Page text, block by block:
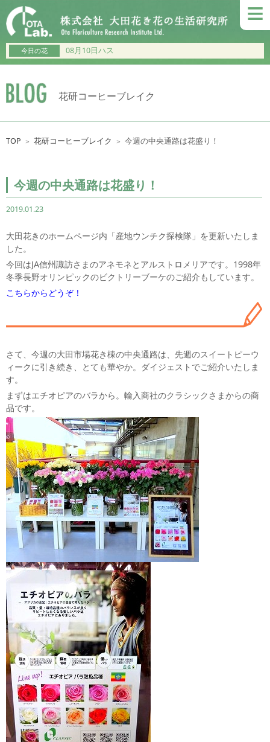
≡
今日の花 08月10日ハス
花研コーヒーブレイク
TOP ＞ 花研コーヒーブレイク ＞ 今週の中央通路は花盛り！
今週の中央通路は花盛り！
2019.01.23
大田花きのホームページ内「産地ウンチク探検隊」を更新いたしま
した。
今回はJA信州諏訪さまのアネモネとアルストロメリアです。1998年
冬季長野オリンピックのビクトリーブーケのご紹介もしています。
こちらからどうぞ！
さて、今週の大田市場花き棟の中央通路は、先週のスイートピーウ
ィークに引き続き、とても華やか。ダイジェストでご紹介いたしま
す。
まずはエチオピアのバラから。輸入商社のクラシックさまからの商
品です。